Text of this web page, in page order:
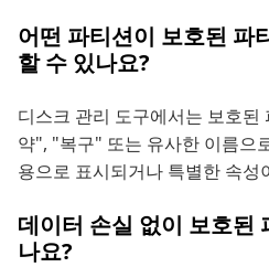
어떤 파티션이 보호된 파
할 수 있나요?
디스크 관리 도구에서는 보호된
약", "복구" 또는 유사한 이름으
용으로 표시되거나 특별한 속성
데이터 손실 없이 보호된
나요?